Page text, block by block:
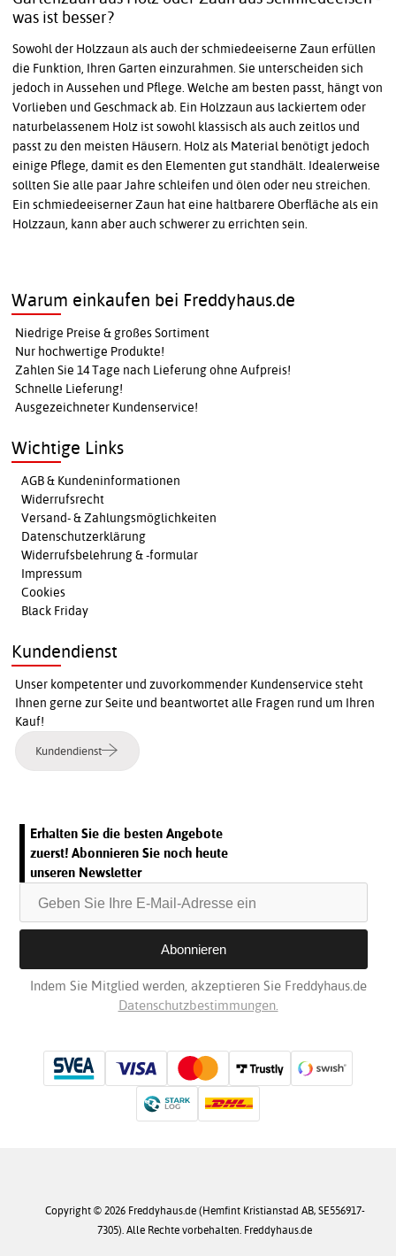
was ist besser?
Sowohl der Holzzaun als auch der schmiedeeiserne Zaun erfüllen
die Funktion, Ihren Garten einzurahmen. Sie unterscheiden sich
jedoch in Aussehen und Pflege. Welche am besten passt, hängt von
Vorlieben und Geschmack ab. Ein Holzzaun aus lackiertem oder
naturbelassenem Holz ist sowohl klassisch als auch zeitlos und
passt zu den meisten Häusern. Holz als Material benötigt jedoch
einige Pflege, damit es den Elementen gut standhält. Idealerweise
sollten Sie alle paar Jahre schleifen und ölen oder neu streichen.
Ein schmiedeeiserner Zaun hat eine haltbarere Oberfläche als ein
Holzzaun, kann aber auch schwerer zu errichten sein.
Warum einkaufen bei Freddyhaus.de
Niedrige Preise & großes Sortiment
Nur hochwertige Produkte!
Zahlen Sie 14 Tage nach Lieferung ohne Aufpreis!
Schnelle Lieferung!
Ausgezeichneter Kundenservice!
Wichtige Links
AGB & Kundeninformationen
Widerrufsrecht
Versand- & Zahlungsmöglichkeiten
Datenschutzerklärung
Widerrufsbelehrung & -formular
Impressum
Cookies
Black Friday
Kundendienst
Unser kompetenter und zuvorkommender Kundenservice steht
Ihnen gerne zur Seite und beantwortet alle Fragen rund um Ihren
Kauf!
Kundendienst
Erhalten Sie die besten Angebote
zuerst! Abonnieren Sie noch heute
unseren Newsletter
Indem Sie Mitglied werden, akzeptieren Sie Freddyhaus.de
Datenschutzbestimmungen.
Copyright © 2026 Freddyhaus.de (Hemfint Kristianstad AB, SE556917-
7305). Alle Rechte vorbehalten. Freddyhaus.de